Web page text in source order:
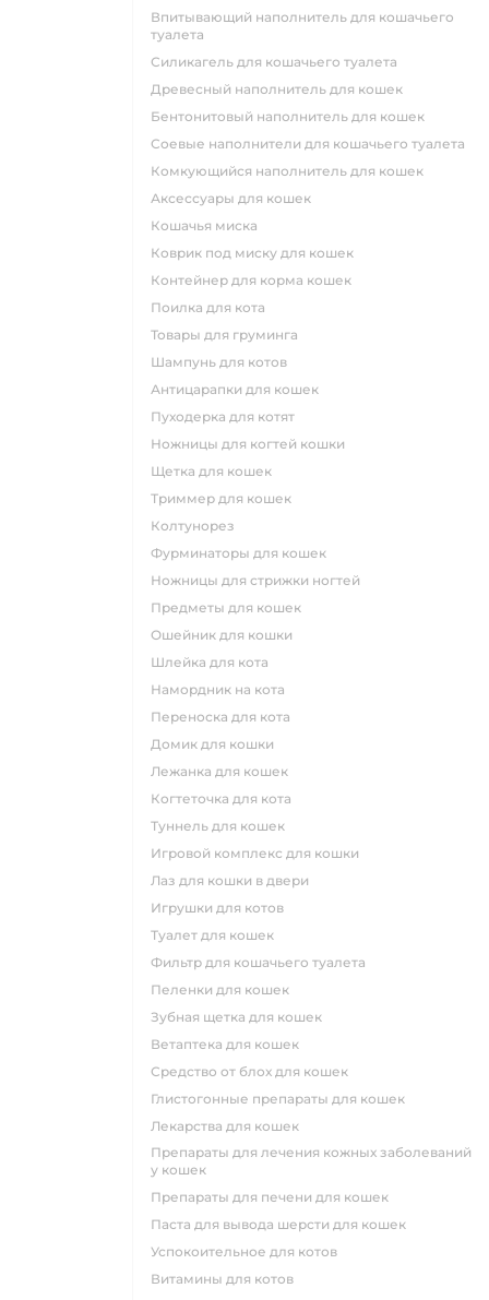
впитывающий наполнитель для кошачьего
туалета
силикагель для кошачьего туалета
древесный наполнитель для кошек
бентонитовый наполнитель для кошек
соевые наполнители для кошачьего туалета
комкующийся наполнитель для кошек
аксессуары для кошек
кошачья миска
коврик под миску для кошек
контейнер для корма кошек
поилка для кота
товары для груминга
шампунь для котов
антицарапки для кошек
пуходерка для котят
ножницы для когтей кошки
щетка для кошек
триммер для кошек
колтунорез
фурминаторы для кошек
ножницы для стрижки ногтей
предметы для кошек
ошейник для кошки
шлейка для кота
намордник на кота
переноска для кота
домик для кошки
лежанка для кошек
когтеточка для кота
туннель для кошек
игровой комплекс для кошки
лаз для кошки в двери
игрушки для котов
туалет для кошек
фильтр для кошачьего туалета
пеленки для кошек
зубная щетка для кошек
ветаптека для кошек
средство от блох для кошек
глистогонные препараты для кошек
лекарства для кошек
препараты для лечения кожных заболеваний
у кошек
препараты для печени для кошек
паста для вывода шерсти для кошек
успокоительное для котов
витамины для котов